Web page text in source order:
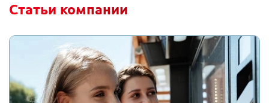
Статьи компании